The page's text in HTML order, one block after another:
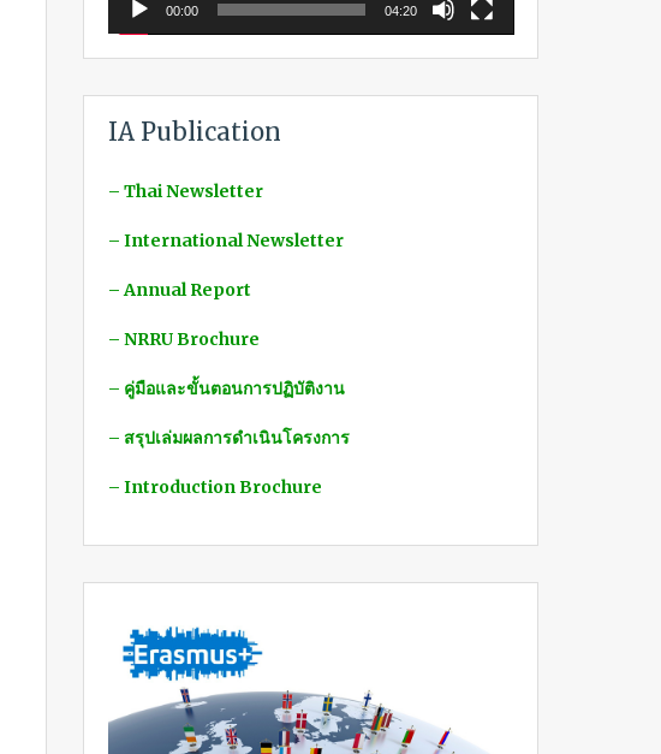
00:00 04:20
IA Publication
– Thai Newsletter
– International Newsletter
– Annual Report
– NRRU Brochure
– คู่มือและขั้นตอนการปฏิบัติงาน
– สรุปเล่มผลการดำเนินโครงการ
– Introduction Brochure